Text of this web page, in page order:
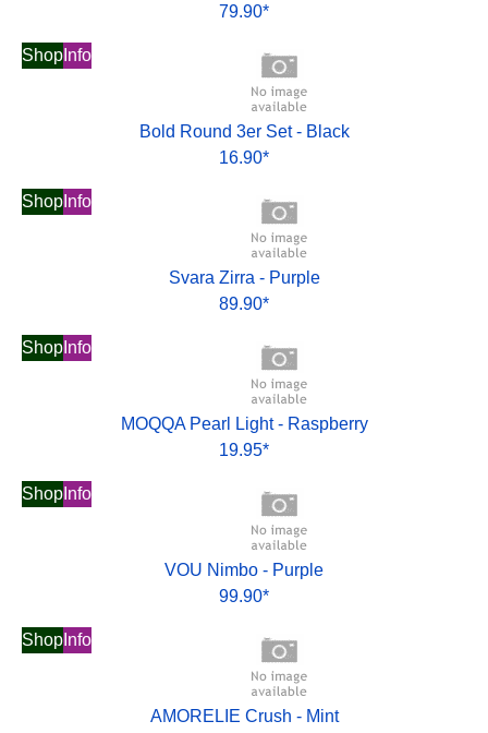
79.90*
Shop Info
Bold Round 3er Set - Black
16.90*
Shop Info
Svara Zirra - Purple
89.90*
Shop Info
MOQQA Pearl Light - Raspberry
19.95*
Shop Info
VOU Nimbo - Purple
99.90*
Shop Info
AMORELIE Crush - Mint